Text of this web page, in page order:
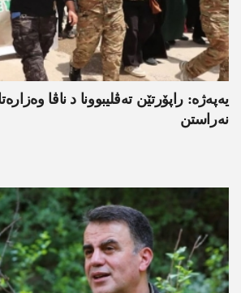
یەپەژە: راپۆرتێن تەڤلیبوونا د ناڤا
نەراستن